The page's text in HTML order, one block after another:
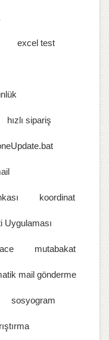
excel test
hızlı sipariş
koordinat
Uygulaması
mutabakat
mail gönderme
sosyogram